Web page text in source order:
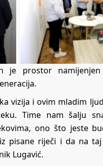
je prostor
vizija i ovim mladim
Time nam šalju
ono što jeste
pisane riječi i da na
Lugavić.